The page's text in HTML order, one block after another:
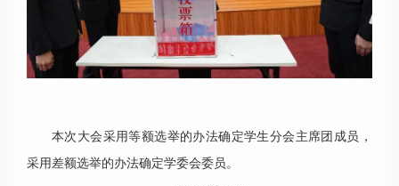
本次大会采用等额选举的办法确定学生分会主席团成员，
采用差额选举的办法确定学委会委员。